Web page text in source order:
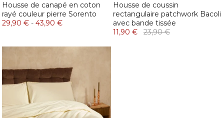
Housse de canapé en coton
rayé couleur pierre Sorento
29,90 € - 43,90 €
Housse de coussin
rectangulaire patchwork Bacoli
avec bande tissée
11,90 €
23,90 €